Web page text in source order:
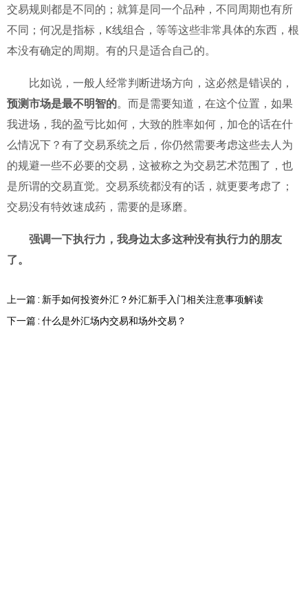
交易规则都是不同的；就算是同一个品种，不同周期也有所
不同；何况是指标，K线组合，等等这些非常具体的东西，根
本没有确定的周期。有的只是适合自己的。
比如说，一般人经常判断进场方向，这必然是错误的，
预测市场是最不明智的。而是需要知道，在这个位置，如果
我进场，我的盈亏比如何，大致的胜率如何，加仓的话在什
么情况下？有了交易系统之后，你仍然需要考虑这些去人为
的规避一些不必要的交易，这被称之为交易艺术范围了，也
是所谓的交易直觉。交易系统都没有的话，就更要考虑了；
交易没有特效速成药，需要的是琢磨。
强调一下执行力，我身边太多这种没有执行力的朋友
了。
上一篇 : 新手如何投资外汇？外汇新手入门相关注意事项解读
下一篇 : 什么是外汇场内交易和场外交易？